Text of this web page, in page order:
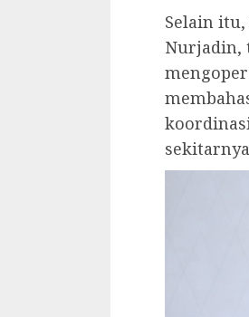
Selain
Nurjadin,